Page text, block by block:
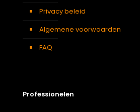
Privacy beleid
Algemene voorwaarden
FAQ
Professionelen